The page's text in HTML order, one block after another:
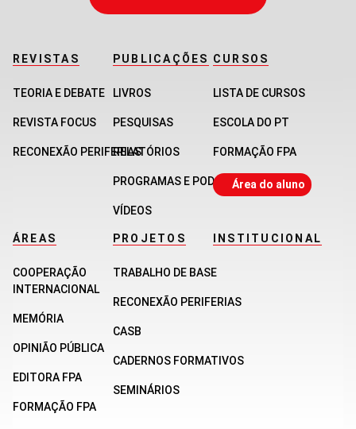
REVISTAS
TEORIA E DEBATE
REVISTA FOCUS
RECONEXÃO PERIFERIAS
PUBLICAÇÕES
LIVROS
PESQUISAS
RELATÓRIOS
PROGRAMAS E PODCASTS
VÍDEOS
CURSOS
LISTA DE CURSOS
ESCOLA DO PT
FORMAÇÃO FPA
Área do aluno
ÁREAS
COOPERAÇÃO
INTERNACIONAL
MEMÓRIA
OPINIÃO PÚBLICA
EDITORA FPA
FORMAÇÃO FPA
PROJETOS
TRABALHO DE BASE
RECONEXÃO PERIFERIAS
CASB
CADERNOS FORMATIVOS
SEMINÁRIOS
INSTITUCIONAL